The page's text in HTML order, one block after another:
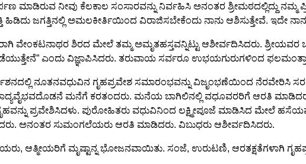
ಮಾಡಿರುವ ನೀವು ಕೆಲಕಾಲ ಸಂಸಾರವನ್ನು ನಿರ್ವಹಿಸಿ ಅನಂತರ ಶ್ರೀಮಠದಲ್ಲಿದ್ದು
ಜಗತ್ತಿನಲ್ಲಿ ಅಮಲಕೀರ್ತಿಯಿಂದ ವಿರಾಜಿಸಬೇಕೆಂದು ನಾನು ಆಶಿಸುತ್ತೇವೆ. ಇದೇ ನಾನು
ವೇಂಕಟನಾಥರ ಶಿರದ ಮೇಲೆ ತಮ್ಮ ಅಮೃತಹಸ್ತವನ್ನಿಟ್ಟು ಆಶೀರ್ವದಿಸಿದರು.
ಎಂದು ವಿಜ್ಞಾಪಿಸಿದರು. ತರುವಾಯ ಸರ್ವರೂ ಉಭಯಗುರುಗಳಿಂದ
ನೂತನವಧುವಿನ ಗೃಹಪ್ರವೇಶ ಸಮಾರಂಭವನ್ನು ವಿಜೃಂಭಣೆಯಿಂದ ನೆರವೇರಿಸಿ
ವಾದ್ಯವೈಭವದೊಡನೆ ಮನೆಗೆ ಕರತಂದರು. ಮನೆಯ ಬಾಗಿಲಿನಲ್ಲಿ ವಧೂವರರಿಗೆ ಆರತಿ
ಪ್ರವೇಶಿಸಿದಳು. ಪುರೋಹಿತರು ವಧುವಿನಿಂದ ಲಕ್ಷ್ಮೀಪೂಜೆ ಮಾಡಿಸಿದ ಮೇಲೆ
ಅನಂತರ ಸುಮಂಗಲೆಯರು ಆರತಿ ಮಾಡಿದರು. ವಿಬುಧರು ಆಶೀರ್ವದಿಸಿದರು.
ಆತ್ಮೀಯರಿಗೆ ಮೃಷ್ಟಾನ್ನ ಭೋಜನವಾಯಿತು. ಸಂಜೆ, ಉರುಟಣಿ, ಆರತಕ್ಷತೆಗಳಾಗಿ